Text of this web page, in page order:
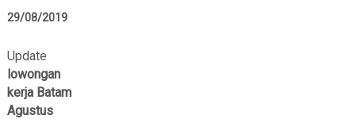
29/08/2019
Update
lowongan
kerja Batam
Agustus